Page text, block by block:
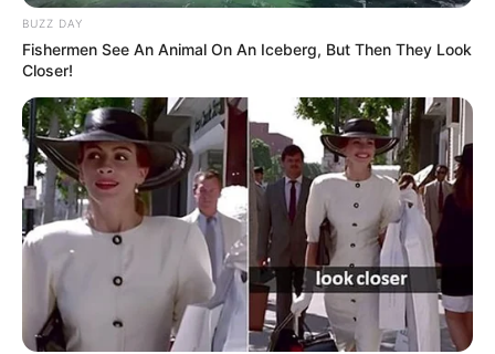
Facebook
Twitter
Pinterest
Share
BUZZ DAY
Fishermen See An Animal On An Iceberg, But Then They Look
Closer!